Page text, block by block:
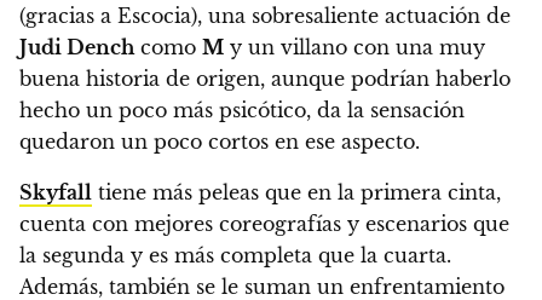
(gracias a Escocia), una sobresaliente actuación de
Judi Dench como M y un villano con una muy
buena historia de origen, aunque podrían haberlo
hecho un poco más psicótico, da la sensación
quedaron un poco cortos en ese aspecto.
Skyfall tiene más peleas que en la primera cinta,
cuenta con mejores coreografías y escenarios que
la segunda y es más completa que la cuarta.
Además, también se le suman un enfrentamiento